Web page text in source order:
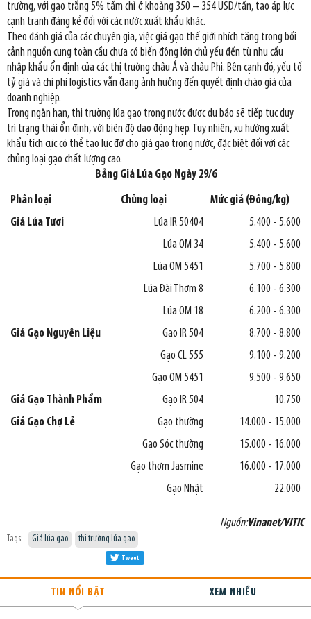
trường, với gạo trắng 5% tấm chỉ ở khoảng 350 – 354 USD/tấn, tạo áp lực
cạnh tranh đáng kể đối với các nước xuất khẩu khác.
Theo đánh giá của các chuyên gia, việc giá gạo thế giới nhích tăng trong bối
cảnh nguồn cung toàn cầu chưa có biến động lớn chủ yếu đến từ nhu cầu
nhập khẩu ổn định của các thị trường châu Á và châu Phi. Bên cạnh đó, yếu tố
tỷ giá và chi phí logistics vẫn đang ảnh hưởng đến quyết định chào giá của
doanh nghiệp.
Trong ngắn hạn, thị trường lúa gạo trong nước được dự báo sẽ tiếp tục duy
trì trạng thái ổn định, với biên độ dao động hẹp. Tuy nhiên, xu hướng xuất
khẩu tích cực có thể tạo lực đỡ cho giá gạo trong nước, đặc biệt đối với các
chủng loại gạo chất lượng cao.
Bảng Giá Lúa Gạo Ngày 29/6
Phân loại Chủng loại
Mức giá (Đồng/kg)
Giá Lúa Tươi
Lúa IR 50404
5.400 - 5.600
Lúa OM 34
5.400 - 5.600
Lúa OM 5451
5.700 - 5.800
Lúa Đài Thơm 8
6.100 - 6.300
Lúa OM 18
6.200 - 6.300
Giá Gạo Nguyên Liệu
Gạo IR 504
8.700 - 8.800
Gạo CL 555
9.100 - 9.200
Gạo OM 5451
9.500 - 9.650
Giá Gạo Thành Phẩm
Gạo IR 504
10.750
Giá Gạo Chợ Lẻ
Gạo thường
14.000 - 15.000
Gạo Sóc thường
15.000 - 16.000
Gạo thơm Jasmine
16.000 - 17.000
Gạo Nhật
22.000
Nguồn:Vinanet/VITIC
Tags: Giá lúa gạo thị trường lúa gạo
Tweet
TIN NỔI BẬT XEM NHIỀU